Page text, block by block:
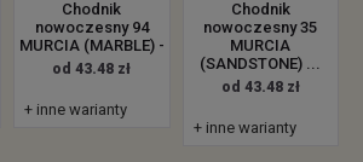
Chodnik
nowoczesny 94
MURCIA (MARBLE) -
od 43.48 zł
+ inne warianty
Chodnik
nowoczesny 35
MURCIA
(SANDSTONE) ...
od 43.48 zł
+ inne warianty